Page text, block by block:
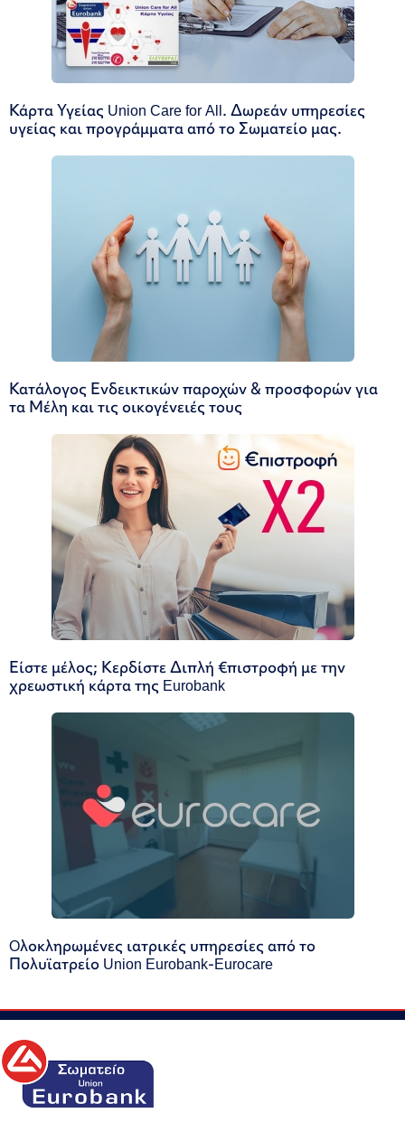
Κάρτα Υγείας Union Care for All. Δωρεάν υπηρεσίες
υγείας και προγράμματα από το Σωματείο μας.
Κατάλογος Ενδεικτικών παροχών & προσφορών για
τα Μέλη και τις οικογένειές τους
Είστε μέλος; Κερδίστε Διπλή €πιστροφή με την
χρεωστική κάρτα της Eurobank
Oλοκληρωμένες ιατρικές υπηρεσίες από το
Πολυϊατρείο Union Eurobank-Eurocare